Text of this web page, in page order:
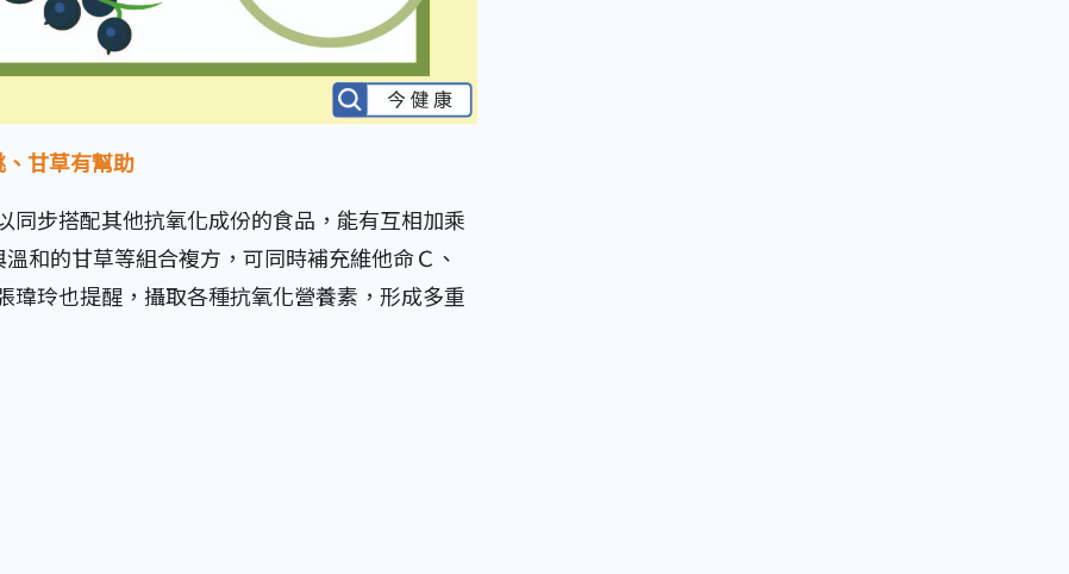
、甘草有幫助
同步搭配其他抗氧化成份的食品，能有互相加乘
和的甘草等組合複方，可同時補充維他命Ｃ、
玲也提醒，攝取各種抗氧化營養素，形成多重